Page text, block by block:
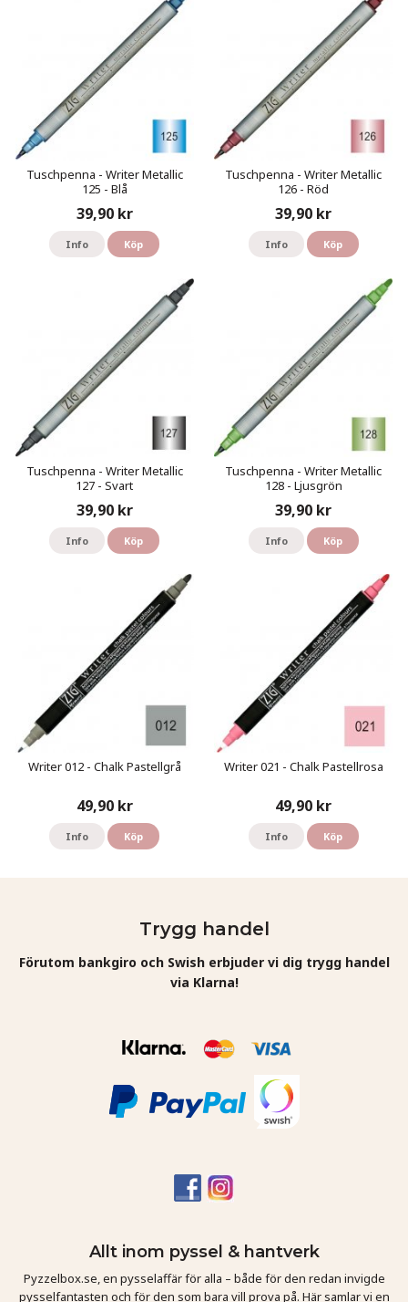
Tuschpenna - Writer Metallic
125 - Blå
39,90 kr
Info Köp
Tuschpenna - Writer Metallic
126 - Röd
39,90 kr
Info Köp
Tuschpenna - Writer Metallic
127 - Svart
39,90 kr
Info Köp
Tuschpenna - Writer Metallic
128 - Ljusgrön
39,90 kr
Info Köp
Writer 012 - Chalk Pastellgrå
49,90 kr
Info Köp
Writer 021 - Chalk Pastellrosa
49,90 kr
Info Köp
Trygg handel
Förutom bankgiro och Swish erbjuder vi dig trygg handel
via Klarna!
Allt inom pyssel & hantverk
Pyzzelbox.se, en pysselaffär för alla – både för den redan invigde
pysselfantasten och för den som bara vill prova på. Här samlar vi en